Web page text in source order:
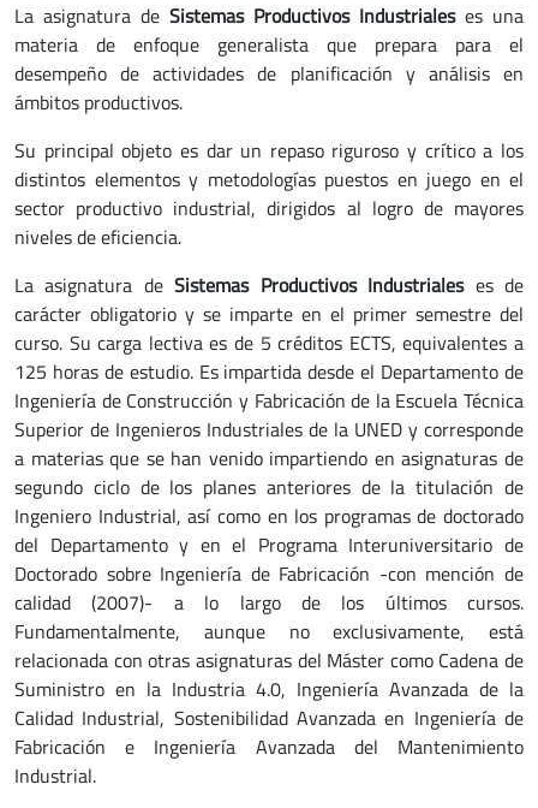
La asignatura de Sistemas Productivos Industrialeses una
materia de enfoque generalista que prepara para el
desempeño de actividades de planificación y análisis en
ámbitos productivos.
Su principal objeto es dar un repaso riguroso y crítico a los
distintos elementos y metodologías puestos en juego en el
sector productivo industrial, dirigidos al logro de mayores
niveles de eficiencia.
La asignatura deSistemas Productivos Industrialeses de
carácter obligatorio y se imparte en el primer semestre del
curso. Su carga lectiva es de 5 créditos ECTS, equivalentes a
125 horas de estudio. Es impartida desde el Departamento de
Ingeniería de Construcción y Fabricación de la Escuela Técnica
Superior de Ingenieros Industriales de la UNED y corresponde
a materias que se han venido impartiendo en asignaturas de
segundo ciclo de los planes anteriores de la titulación de
Ingeniero Industrial, así como en los programas de doctorado
del Departamento y en el Programa Interuniversitario de
Doctorado sobre Ingeniería de Fabricación -con mención de
calidad (2007)- a lo largo de los últimos cursos.
Fundamentalmente, aunque no exclusivamente, está
relacionada con otras asignaturas del Máster como Cadena de
Suministro en la Industria 4.0, Ingeniería Avanzada de la
Calidad Industrial, Sostenibilidad Avanzada en Ingeniería de
Fabricación e Ingeniería Avanzada del Mantenimiento
Industrial.